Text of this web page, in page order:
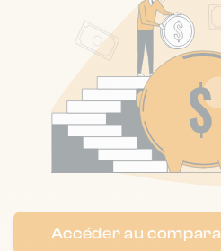
7all de navarre 94220
LE-PONT
Nombre de lots : 36
4r gabrielle 94220
Accéder au